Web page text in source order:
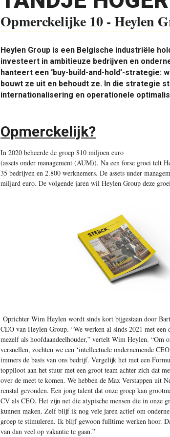
Opmerckelijke 10 - Heylen
Heylen Group is een Belgische industriële
investeert in ambitieuze bedrijven en
hanteert een ‘buy-build-and-hold’-strategie:
bouwt ze uit en behoudt ze. In die strategie
internationalisering en operationele
Opmerckelijk?
In 2020 beheerde de groep 810 miljoen euro
(assets onder management (AUM)). Na een forse groei telt
35 bedrijven en 2.800 werknemers. De assets under
miljard euro. De volgende jaren wil Heylen Group deze
Oprichter Wim Heylen wordt sinds kort bijgestaan door
CEO van Heylen Group. “We werken al sinds 2021 met een
mezelf als hoofdaandeelhouder,” vertelt Wim Heylen. “Om
versnellen, zochten we een ‘intellectuele ondernemende
immers de basis van ons bedrijf. Vergelijk het met een
toppiloot aan het stuur met een groot team achter zich dat
over de meet te komen. We hebben de Max Verstappen uit
renstal gevonden. Een jong talent dat onze groep kan
CV als CEO. Het zijn net die atypische mensen die in onze
kunnen maken. Zelf blijf ik nog vele jaren actief om
groep te stimuleren. Ik blijf gewoon fulltime werken hoor.
van dan veel op vakantie te gaan.”